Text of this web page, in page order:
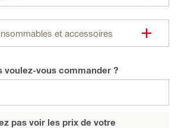
et accessoires
voulez-vous commander ?
pas voir les prix de votre